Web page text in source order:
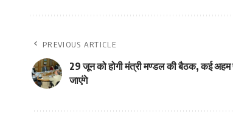
PREVIOUS ARTICLE
29 जून को होगी मंत्री मण्डल की बैठक, कई
जाएंगे